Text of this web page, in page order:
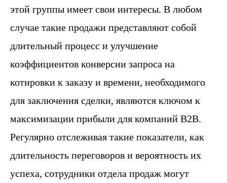
этой группы имеет свои интересы. В любом
случае такие продажи представляют собой
длительный процесс и улучшение
коэффициентов конверсии запроса на
котировки к заказу и времени, необходимого
для заключения сделки, являются ключом к
максимизации прибыли для компаний B2B.
Регулярно отслеживая такие показатели, как
длительность переговоров и вероятность их
успеха, сотрудники отдела продаж могут